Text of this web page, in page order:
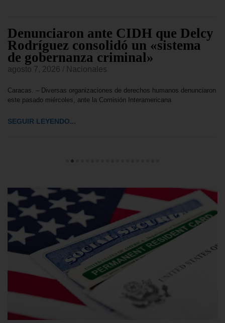
Denunciaron ante CIDH que Delcy
Rodríguez consolidó un «sistema
de gobernanza criminal»
agosto 7, 2026 Nacionales
Caracas. – Diversas organizaciones de derechos humanos denunciaron
este pasado miércoles, ante la Comisión Interamericana
SEGUIR LEYENDO...